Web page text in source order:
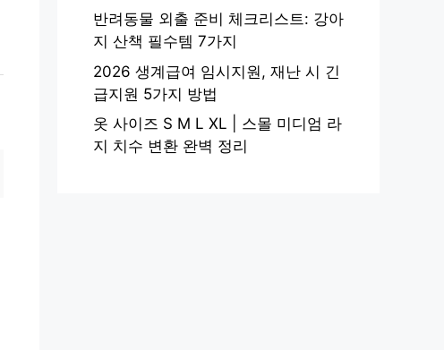
반려동물 외출 준비 체크리스트: 강아
지 산책 필수템 7가지
2026 생계급여 임시지원, 재난 시 긴
급지원 5가지 방법
옷 사이즈 S M L XL | 스몰 미디엄 라
지 치수 변환 완벽 정리